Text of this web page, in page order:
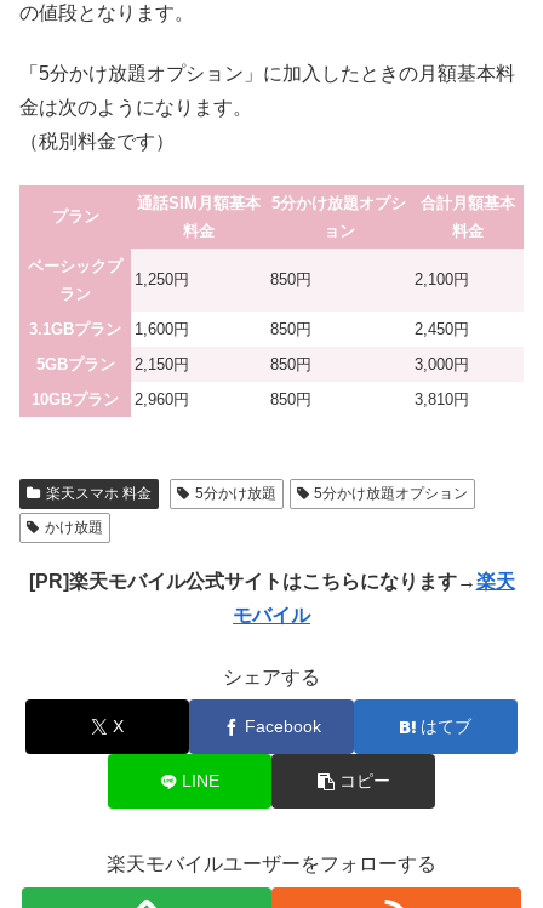
の値段となります。
「5分かけ放題オプション」に加入したときの月額基本料
金は次のようになります。
（税別料金です）
プラン
通話SIM月額基本
料金
5分かけ放題オプシ
ョン
合計月額基本
料金
ベーシックプ
ラン
1,250円 850円 2,100円
3.1GBプラン 1,600円 850円
2,450円
5GBプラン
2,150円 850円
3,000円
10GBプラン
2,960円 850円 3,810円
楽天スマホ 料金 5分かけ放題
5分かけ放題オプション
かけ放題
[PR]楽天モバイル公式サイトはこちらになります→楽天
モバイル
シェアする
X Facebook はてブ
LINE コピー
楽天モバイルユーザーをフォローする